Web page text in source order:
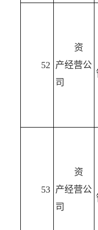
52
资
产经营公
司
53
资
产经营公
司